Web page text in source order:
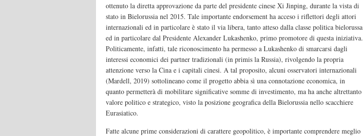
ottenuto la diretta approvazione da parte del presidente cinese Xi Jinping, durante la vista di
stato in Bielorussia nel 2015. Tale importante endorsement ha acceso i riflettori degli attori
internazionali ed in particolare è stato il via libera, tanto atteso dalla classe politica bielorussa
ed in particolare dal Presidente Alexander Lukashenko, primo promotore di questa iniziativa.
Politicamente, infatti, tale riconoscimento ha permesso a Lukashenko di smarcarsi dagli
interessi economici dei partner tradizionali (in primis la Russia), rivolgendo la propria
attenzione verso la Cina e i capitali cinesi. A tal proposito, alcuni osservatori internazionali
(Mardell, 2019) sottolineano come il progetto abbia sì una connotazione economica, in
quanto permetterà di mobilitare significative somme di investimento, ma ha anche altrettanto
valore politico e strategico, visto la posizione geografica della Bielorussia nello scacchiere
Eurasiatico.
Fatte alcune prime considerazioni di carattere geopolitico, è importante comprendere meglio